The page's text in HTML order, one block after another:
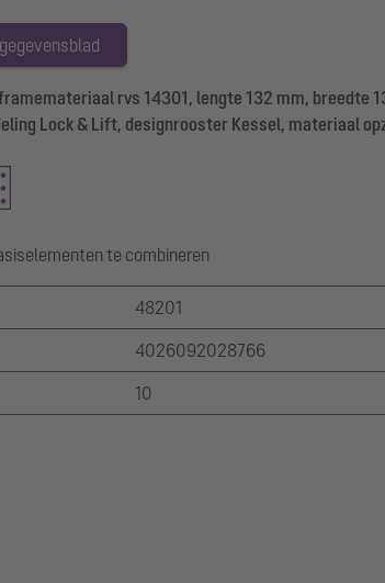
framemateriaal rvs 14301, lengte 132 mm, breedte
Lock & Lift, designrooster Kessel, materiaal
te combineren
48201
4026092028766
10